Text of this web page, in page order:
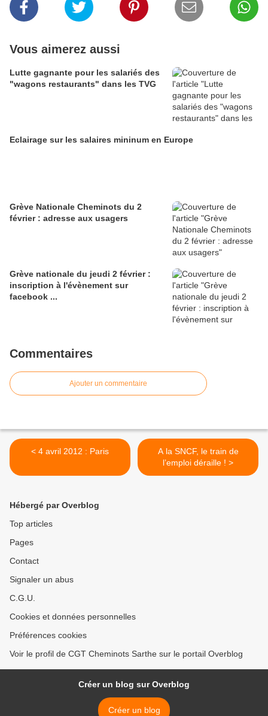
Vous aimerez aussi
Lutte gagnante pour les salariés des
"wagons restaurants" dans les TVG
Eclairage sur les salaires mininum en Europe
Grève Nationale Cheminots du 2
février : adresse aux usagers
Grève nationale du jeudi 2 février :
inscription à l'évènement sur
facebook ...
Commentaires
Ajouter un commentaire
< 4 avril 2012 : Paris
A la SNCF, le train de
l’emploi déraille ! >
Hébergé par Overblog
Top articles
Pages
Contact
Signaler un abus
C.G.U.
Cookies et données personnelles
Préférences cookies
Voir le profil de CGT Cheminots Sarthe sur le portail Overblog
Créer un blog sur Overblog
Créer un blog